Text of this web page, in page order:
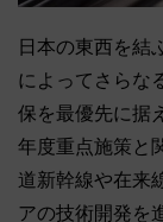
日本の東西を結
によってさらな
保を最優先に据
年度重点施策と
道新幹線や在来
アの技術開発を